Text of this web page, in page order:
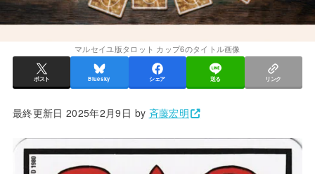
マルセイユ版タロット カップ6のタイトル画像
ポスト Bluesky シェア 送る リンク
最終更新日 2025年2月9日 by 斉藤宏明